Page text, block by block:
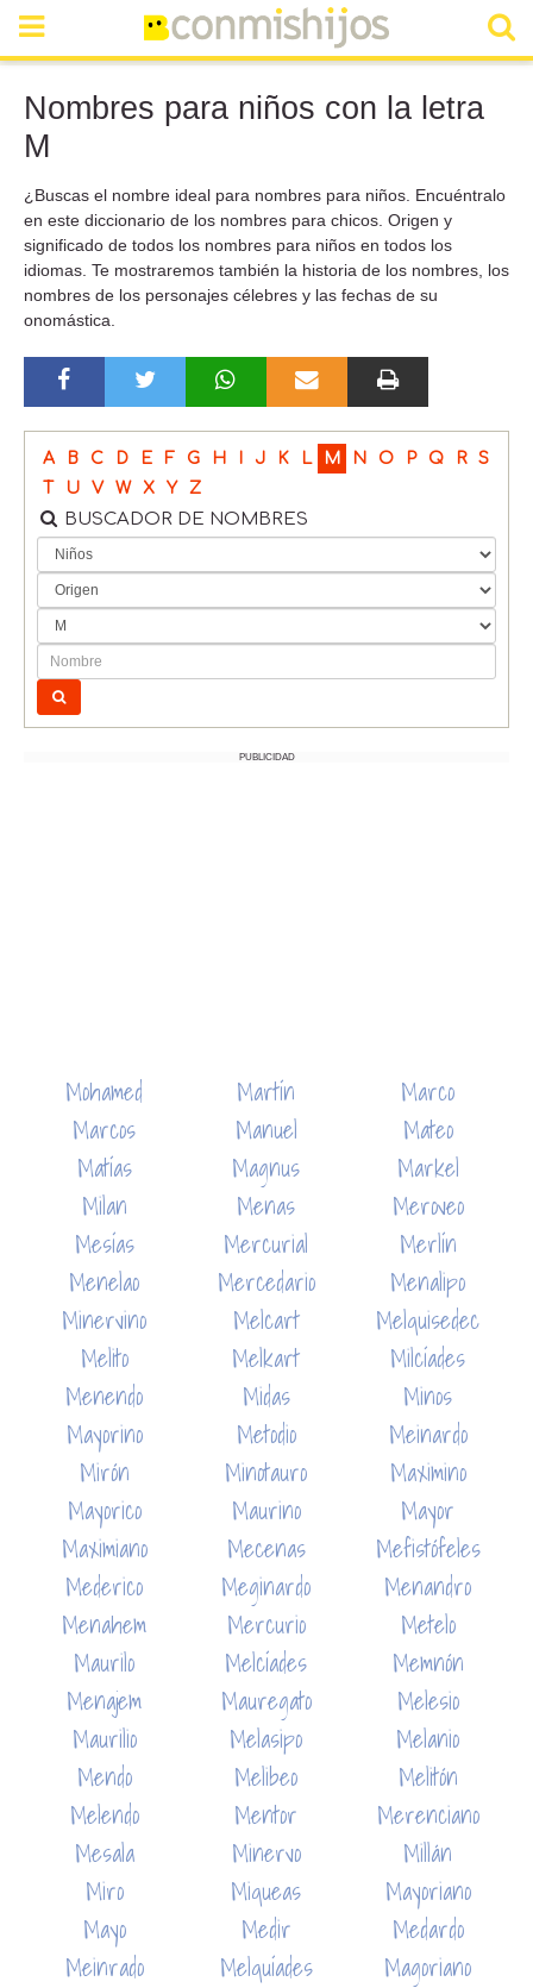
Nombres para niños con la letra
M
¿Buscas el nombre ideal para nombres para niños. Encuéntralo
en este diccionario de los nombres para chicos. Origen y
significado de todos los nombres para niños en todos los
idiomas. Te mostraremos también la historia de los nombres, los
nombres de los personajes célebres y las fechas de su
onomástica.
A B C D E F G H I J K L M N O P Q R
S
T
U V W X Y Z
BUSCADOR DE NOMBRES
PUBLICIDAD
Mohamed Martín
Marco
Marcos
Manuel
Mateo
Matías
Magnus
Markel
Milan
Menas
Meroveo
Mesías
Mercurial
Merlín
Menelao
Mercedario
Menalipo
Minervino
Melcart
Melquisedec
Melito
Melkart
Milcíades
Menendo
Midas
Minos
Mayorino
Metodio
Meinardo
Mirón
Minotauro
Maximino
Mayorico
Maurino
Mayor
Maximiano
Mecenas
Mefistófeles
Mederico
Meginardo
Menandro
Menahem
Mercurio
Metelo
Maurilo
Melcíades
Memnón
Menajem
Mauregato
Melesio
Maurilio
Melasipo
Melanio
Mendo
Melibeo
Melitón
Melendo
Mentor
Merenciano
Mesala
Minervo
Millán
Miro
Miqueas
Mayoriano
Mayo
Medir
Medardo
Meinrado
Melquíades Magoriano